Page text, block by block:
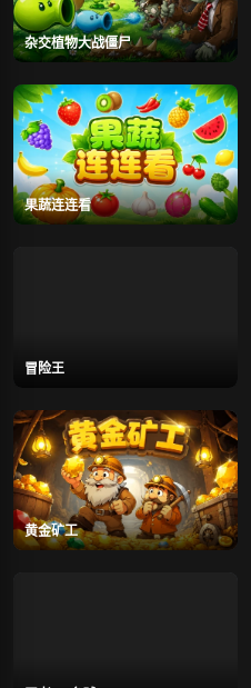
杂交植物大战僵尸
果蔬连连看
冒险王
黄金矿工